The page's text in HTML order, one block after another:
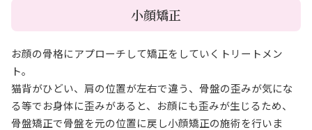
小顔矯正
お顔の骨格にアプローチして矯正をしていくトリートメン
ト。
猫背がひどい、肩の位置が左右で違う、骨盤の歪みが気にな
る等でお身体に歪みがあると、お顔にも歪みが生じるため、
骨盤矯正で骨盤を元の位置に戻し小顔矯正の施術を行いま